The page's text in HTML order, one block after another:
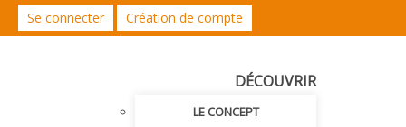
Se connecter Création de compte
DÉCOUVRIR
LE CONCEPT